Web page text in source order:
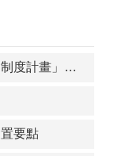
修正「補助民間單位社會工作人員薪資制度計畫」，並自113年起實施
要點